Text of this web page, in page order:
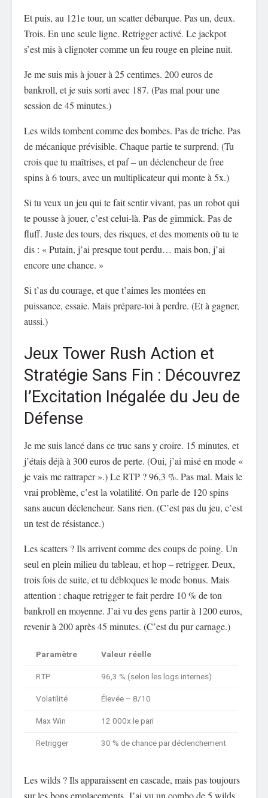
Et puis, au 121e tour, un scatter débarque. Pas un, deux.
Trois. En une seule ligne. Retrigger activé. Le jackpot
s’est mis à clignoter comme un feu rouge en pleine nuit.
Je me suis mis à jouer à 25 centimes. 200 euros de
bankroll, et je suis sorti avec 187. (Pas mal pour une
session de 45 minutes.)
Les wilds tombent comme des bombes. Pas de triche. Pas
de mécanique prévisible. Chaque partie te surprend. (Tu
crois que tu maîtrises, et paf – un déclencheur de free
spins à 6 tours, avec un multiplicateur qui monte à 5x.)
Si tu veux un jeu qui te fait sentir vivant, pas un robot qui
te pousse à jouer, c’est celui-là. Pas de gimmick. Pas de
fluff. Juste des tours, des risques, et des moments où tu te
dis : « Putain, j’ai presque tout perdu… mais bon, j’ai
encore une chance. »
Si t’as du courage, et que t’aimes les montées en
puissance, essaie. Mais prépare-toi à perdre. (Et à gagner,
aussi.)
Jeux Tower Rush Action et
Stratégie Sans Fin : Découvrez
l’Excitation Inégalée du Jeu de
Défense
Je me suis lancé dans ce truc sans y croire. 15 minutes, et
j’étais déjà à 300 euros de perte. (Oui, j’ai misé en mode «
je vais me rattraper ».) Le RTP ? 96,3 %. Pas mal. Mais le
vrai problème, c’est la volatilité. On parle de 120 spins
sans aucun déclencheur. Sans rien. (C’est pas du jeu, c’est
un test de résistance.)
Les scatters ? Ils arrivent comme des coups de poing. Un
seul en plein milieu du tableau, et hop – retrigger. Deux,
trois fois de suite, et tu débloques le mode bonus. Mais
attention : chaque retrigger te fait perdre 10 % de ton
bankroll en moyenne. J’ai vu des gens partir à 1200 euros,
revenir à 200 après 45 minutes. (C’est du pur carnage.)
Paramètre
Valeur réelle
RTP
96,3 % (selon les logs internes)
Volatilité
Élevée – 8/10
Max Win
12 000x le pari
Retrigger
30 % de chance par déclenchement
Les wilds ? Ils apparaissent en cascade, mais pas toujours
sur les bons emplacements. J’ai vu un combo de 5 wilds,